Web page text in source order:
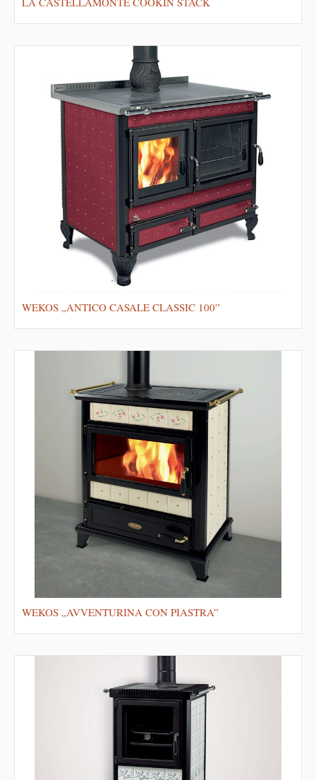
WEKOS „ANTICO CASALE CLASSIC 100”
WEKOS „AVVENTURINA CON PIASTRA”